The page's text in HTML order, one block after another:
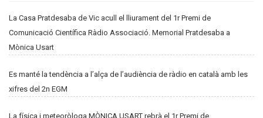
La Casa Pratdesaba de Vic acull el lliurament del 1r Premi de
Comunicació Científica Ràdio Associació. Memorial Pratdesaba a
Mònica Usart
Es manté la tendència a l’alça de l’audiència de ràdio en català amb les
xifres del 2n EGM
La física i meteoròloga MÒNICA USART rebrà el 1r Premi de